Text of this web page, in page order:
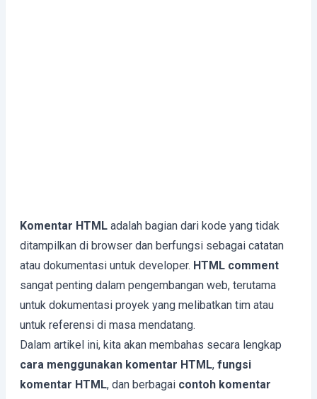
Komentar HTML adalah bagian dari kode yang tidak
ditampilkan di browser dan berfungsi sebagai catatan
atau dokumentasi untuk developer. HTML comment
sangat penting dalam pengembangan web, terutama
untuk dokumentasi proyek yang melibatkan tim atau
untuk referensi di masa mendatang.
Dalam artikel ini, kita akan membahas secara lengkap
cara menggunakan komentar HTML, fungsi
komentar HTML, dan berbagai contoh komentar